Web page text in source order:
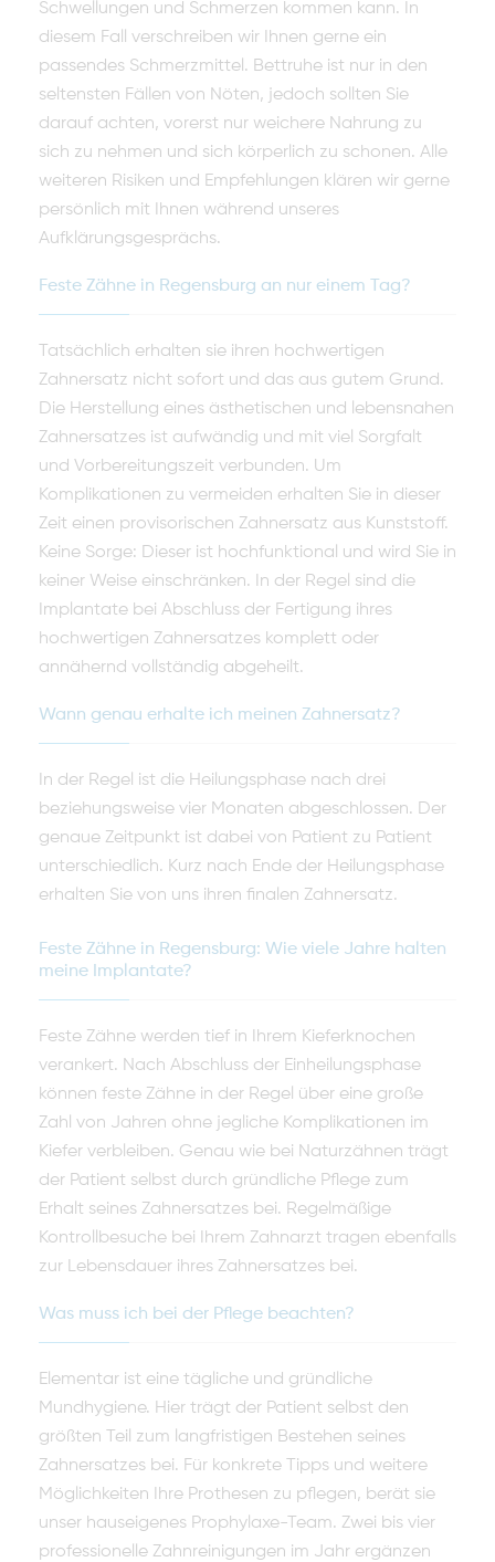
Schwellungen und Schmerzen kommen kann. In
diesem Fall verschreiben wir Ihnen gerne ein
passendes Schmerzmittel. Bettruhe ist nur in den
seltensten Fällen von Nöten, jedoch sollten Sie
darauf achten, vorerst nur weichere Nahrung zu
sich zu nehmen und sich körperlich zu schonen. Alle
weiteren Risiken und Empfehlungen klären wir gerne
persönlich mit Ihnen während unseres
Aufklärungsgesprächs.
Feste Zähne in Regensburg an nur einem Tag?
Tatsächlich erhalten sie ihren hochwertigen
Zahnersatz nicht sofort und das aus gutem Grund.
Die Herstellung eines ästhetischen und lebensnahen
Zahnersatzes ist aufwändig und mit viel Sorgfalt
und Vorbereitungszeit verbunden. Um
Komplikationen zu vermeiden erhalten Sie in dieser
Zeit einen provisorischen Zahnersatz aus Kunststoff.
Keine Sorge: Dieser ist hochfunktional und wird Sie in
keiner Weise einschränken. In der Regel sind die
Implantate bei Abschluss der Fertigung ihres
hochwertigen Zahnersatzes komplett oder
annähernd vollständig abgeheilt.
Wann genau erhalte ich meinen Zahnersatz?
In der Regel ist die Heilungsphase nach drei
beziehungsweise vier Monaten abgeschlossen. Der
genaue Zeitpunkt ist dabei von Patient zu Patient
unterschiedlich. Kurz nach Ende der Heilungsphase
erhalten Sie von uns ihren finalen Zahnersatz.
Feste Zähne in Regensburg: Wie viele Jahre halten
meine Implantate?
Feste Zähne werden tief in Ihrem Kieferknochen
verankert. Nach Abschluss der Einheilungsphase
können feste Zähne in der Regel über eine große
Zahl von Jahren ohne jegliche Komplikationen im
Kiefer verbleiben. Genau wie bei Naturzähnen trägt
der Patient selbst durch gründliche Pflege zum
Erhalt seines Zahnersatzes bei. Regelmäßige
Kontrollbesuche bei Ihrem Zahnarzt tragen ebenfalls
zur Lebensdauer ihres Zahnersatzes bei.
Was muss ich bei der Pflege beachten?
Elementar ist eine tägliche und gründliche
Mundhygiene. Hier trägt der Patient selbst den
größten Teil zum langfristigen Bestehen seines
Zahnersatzes bei. Für konkrete Tipps und weitere
Möglichkeiten Ihre Prothesen zu pflegen, berät sie
unser hauseigenes Prophylaxe-Team. Zwei bis vier
professionelle Zahnreinigungen im Jahr ergänzen